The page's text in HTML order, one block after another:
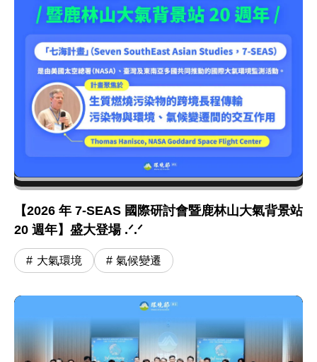
【2026 年 7-SEAS 國際研討會暨鹿林山大氣背景站
20 週年】盛大登場 .ᐟ.ᐟ
大氣環境 氣候變遷